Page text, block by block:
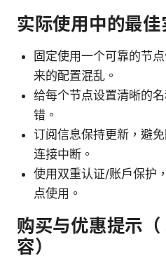
实际使用中的最佳
固定使用一个可靠的节
来的配置混乱。
给每个节点设置清晰的
错。
订阅信息保持更新，避
连接中断。
使用双重认证/账户保护
点使用。
购买与优惠提示
容）